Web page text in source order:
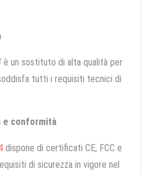
è un sostituto di alta qualità per
tutti i requisiti tecnici di
e conformità
dispone di certificati CE, FCC e
di sicurezza in vigore nel